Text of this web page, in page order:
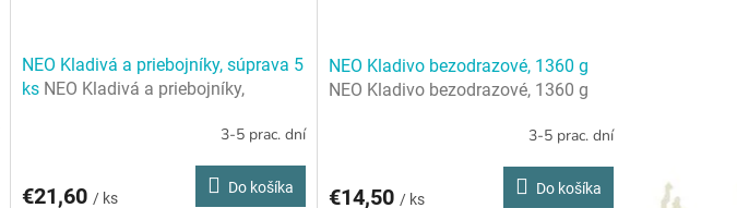
NEO Kladivá a priebojníky, súprava 5
ks NEO Kladivá a priebojníky,
3-5 prac. dní
€21,60 / ks
Do košíka
NEO Kladivo bezodrazové, 1360 g
NEO Kladivo bezodrazové, 1360 g
3-5 prac. dní
€14,50 / ks
Do košíka